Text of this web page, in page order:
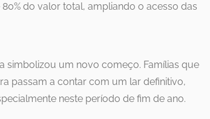
do valor total, ampliando o acesso das
simbolizou um novo começo. Famílias que
passam a contar com um lar definitivo,
neste período de fim de ano.